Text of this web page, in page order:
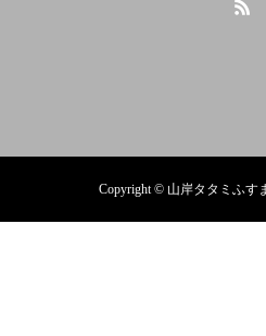
Copyright © 山岸タタミふす